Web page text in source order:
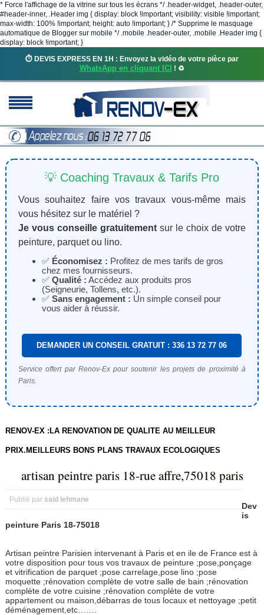
* Force l'affichage de la vitrine sur tous les écrans */ .header-widget, .header-outer,
#header-inner, .Header img { display: block !important; visibility: visible !important;
max-width: 100% !important; height: auto !important; } /* Supprime le masquage
automatique de Blogger sur mobile */ .mobile .header-outer, .mobile .Header img {
display: block !important; }
⏱️ DEVIS EXPRESS EN 1H : Envoyez la vidéo de votre pièce par
WhatsApp en cliquant ICI ! ♻️
💡 Coaching Travaux & Tarifs Pro
Vous souhaitez faire vos travaux vous-même mais
vous hésitez sur le matériel ?
Je vous conseille gratuitementsur le choix de votre
peinture, parquet ou lino.
✅ Économisez : Profitez de mes tarifs de gros
chez mes fournisseurs.
✅ Qualité : Accédez aux produits pros
(Seigneurie, Tollens, etc.).
✅ Sans engagement : Un simple conseil pour
vous aider à réussir.
DEMANDER UN CONSEIL GRATUIT : 336 13 72 77 06
Service offert par Renov-Ex pour soutenir les projets de proximité à
Paris.
RENOV-EX :LA RENOVATION DE QUALITE AU MEILLEUR
PRIX.MEILLEURS BONS PLANS TRAVAUX ECOLOGIQUES
artisan peintre paris 18-rue affre,75018 paris
Publié par said lehmane
Dev
is
peinture Paris 18-75018
Artisan peintre Parisien intervenant à Paris et en ile de France est à
votre disposition pour tous vos travaux de peinture ;pose,ponçage
et vitrification de parquet ;pose carrelage,pose lino ;pose
moquette ;rénovation complète de votre salle de bain ;rénovation
complète de votre cuisine ;rénovation complète de votre
appartement ou maison,débarras de tous locaux et nettoyage ;petit
déménagement,etc…….